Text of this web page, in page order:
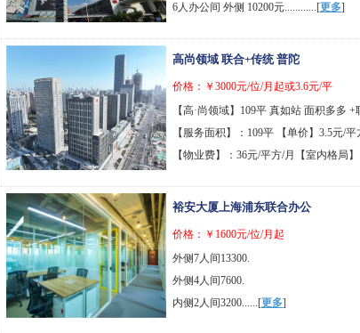
6人办公间 外侧 10200元............[更多]
高尚领域 联合+传统 普陀
价格：￥3000元/位/月起或3.6元/平
【高·尚领域】109平 真如站 面积多多
【服务面积】：109平 【单价】3.5元/平
【物业费】：36元/平方/月【室内格局
裕安大厦上海浦东联合办公
价格：￥1600元/位/月起
外侧7人间13300.
外侧4人间7600.
内侧2人间3200......[更多]